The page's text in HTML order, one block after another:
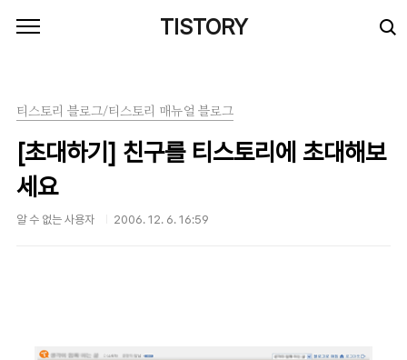
TISTORY
티스토리 블로그/티스토리 매뉴얼 블로그
[초대하기] 친구를 티스토리에 초대해보
세요
알 수 없는 사용자 2006. 12. 6. 16:59